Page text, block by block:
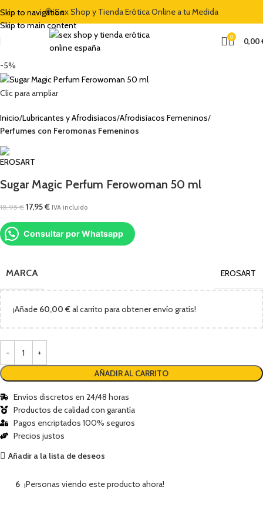
Skip to navigation
Skip to main content
🍭 Sex Shop y Tienda Erótica Online a tu Medida
0 0,00
-5%
Clic para ampliar
Inicio Lubricantes y Afrodisíacos Afrodisíacos Femeninos
Perfumes con Feromonas Femeninos
Sugar Magic Perfum Ferowoman 50 ml
18,95€ 17,95€ IVA incluido
Consultar por Whatsapp
MARCA EROSART
¡Añade 60,00 €al carrito para obtener envío gratis!
AÑADIR AL CARRITO
Envíos discretos en 24/48 horas
Productos de calidad con garantía
Pagos encriptados 100% seguros
Precios justos
Añadir a la lista de deseos
6 ¡Personas viendo este producto ahora!
DEL 5% CON EL CÓDIGO "DULCES5"🏷️ CUPÓN DE DESCUENTO